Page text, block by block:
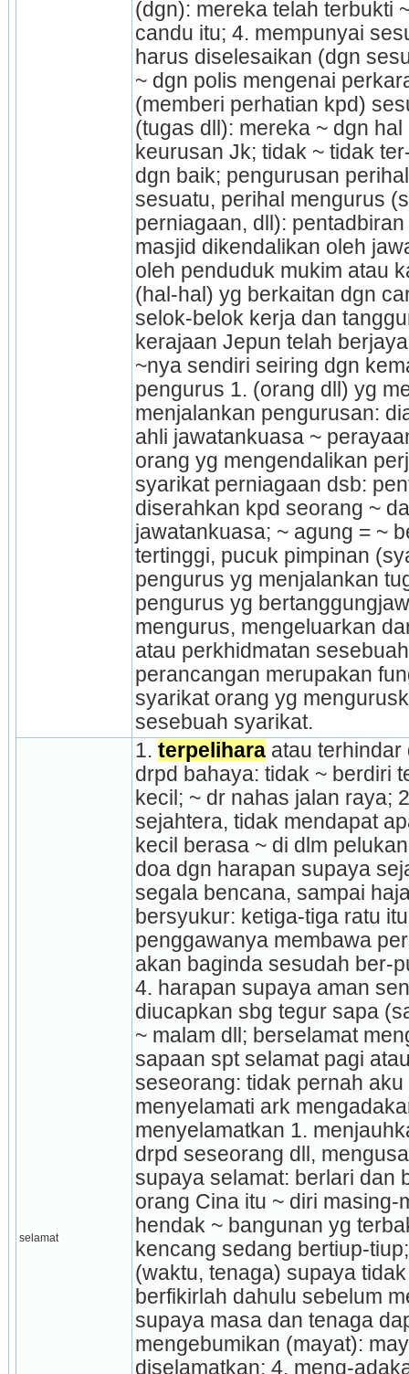
(dgn): mereka telah terbukti
candu itu; 4. mempunyai
harus diselesaikan (dgn
~ dgn polis mengenai
(memberi perhatian kpd)
(tugas dll): mereka ~ dgn
keurusan Jk; tidak ~ tidak
dgn baik; pengurusan
sesuatu, perihal mengurus
perniagaan, dll):
masjid dikendalikan oleh
oleh penduduk mukim atau
(hal-hal) yg berkaitan dgn
selok-belok kerja dan
kerajaan Jepun telah
~nya sendiri seiring dgn
pengurus 1. (orang dll) yg
menjalankan pengurusan:
ahli jawatankuasa ~
orang yg mengendalikan
syarikat perniagaan dsb:
diserahkan kpd seorang ~
jawatankuasa; ~ agung = ~
tertinggi, pucuk pimpinan
pengurus yg menjalankan
pengurus yg
mengurus, mengeluarkan
atau perkhidmatan
perancangan merupakan
syarikat orang yg
sesebuah syarikat.
selamat
1. terpelihara atau terhindar
drpd bahaya: tidak ~ berdiri
kecil; ~ dr nahas jalan raya;
sejahtera, tidak mendapat
kecil berasa ~ di dlm
doa dgn harapan supaya
segala bencana, sampai
bersyukur: ketiga-tiga ratu
penggawanya membawa
akan baginda sesudah ber-
4. harapan supaya aman
diucapkan sbg tegur sapa
~ malam dll; berselamat
sapaan spt selamat pagi
seseorang: tidak pernah
menyelamati ark
menyelamatkan 1.
drpd seseorang dll,
supaya selamat: berlari dan
orang Cina itu ~ diri
hendak ~ bangunan yg
kencang sedang bertiup-
(waktu, tenaga) supaya
berfikirlah dahulu sebelum
supaya masa dan tenaga
menge­bumikan (mayat):
diselamatkan; 4. meng-